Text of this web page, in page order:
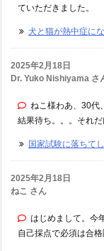
ていただきました。
犬と猫が熱中症に
2025年2月18日
Dr. Yuko Nishiyama さ
ねこ様わあ、30代
結果待ち。。。それ
国家試験に落ちて
2025年2月18日
ねこ さん
はじめまして。今
自己採点で必須は合